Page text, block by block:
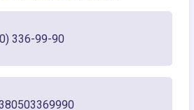
336-99-90